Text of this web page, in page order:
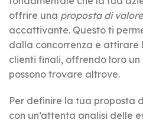
offrire una proposta di valore
accattivante. Questo ti
dalla concorrenza e attirare
clienti finali, offrendo loro un
possono trovare altrove.
Per definire la tua proposta
con un’attenta analisi delle